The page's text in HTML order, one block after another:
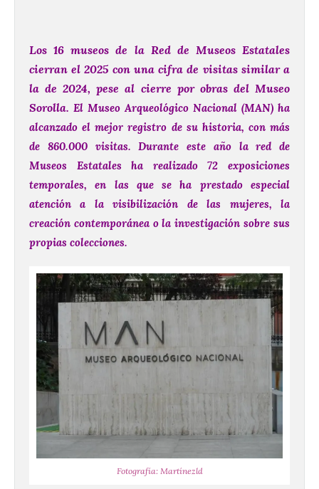
Los 16 museos de la Red de Museos Estatales
cierran el 2025 con una cifra de visitas similar a
la de 2024, pese al cierre por obras del Museo
Sorolla. El Museo Arqueológico Nacional (MAN) ha
alcanzado el mejor registro de su historia, con más
de 860.000 visitas.Durante este año la red de
Museos Estatales ha realizado 72 exposiciones
temporales, en las que se ha prestado especial
atención a la visibilización de las mujeres, la
creación contemporánea o la investigación sobre sus
propias colecciones.
Fotografía: Martínezld